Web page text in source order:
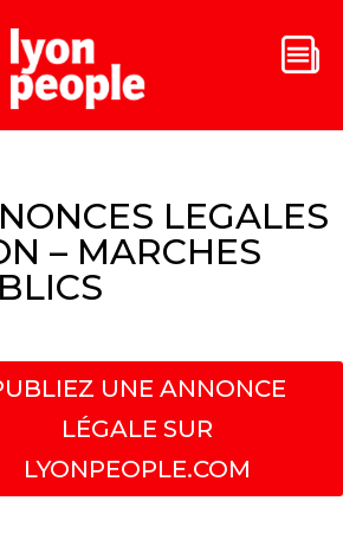
LEGALES
– MARCHES
UNE ANNONCE
LÉGALE SUR
LYONPEOPLE.COM